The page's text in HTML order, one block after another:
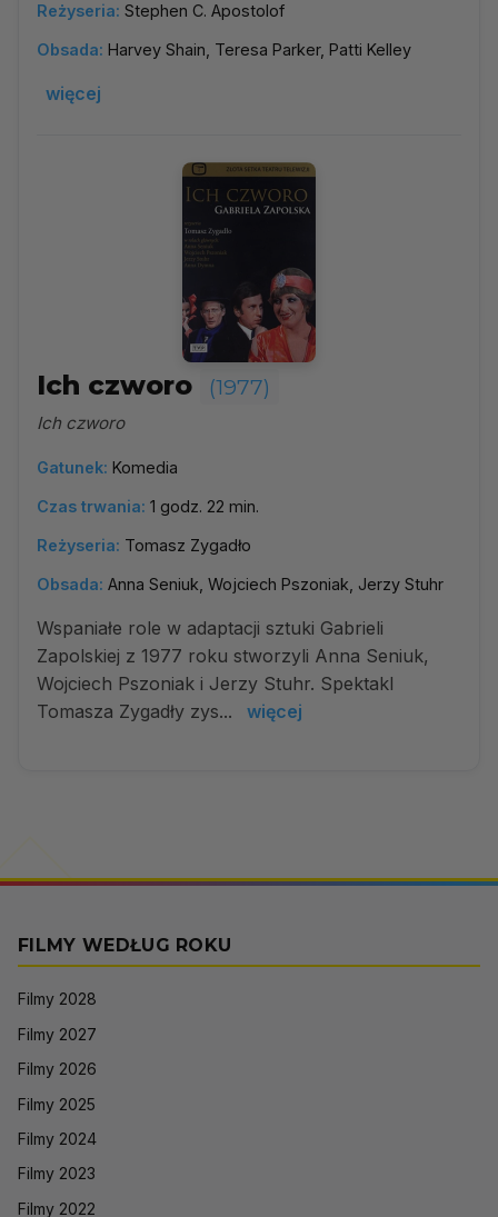
Reżyseria: Stephen C. Apostolof
Obsada: Harvey Shain, Teresa Parker, Patti Kelley
więcej
Ich czworo (1977)
Ich czworo
Gatunek: Komedia
Czas trwania: 1 godz. 22 min.
Reżyseria: Tomasz Zygadło
Obsada: Anna Seniuk, Wojciech Pszoniak, Jerzy Stuhr
Wspaniałe role w adaptacji sztuki Gabrieli
Zapolskiej z 1977 roku stworzyli Anna Seniuk,
Wojciech Pszoniak i Jerzy Stuhr. Spektakl
Tomasza Zygadły zys...
więcej
FILMY WEDŁUG ROKU
Filmy 2028
Filmy 2027
Filmy 2026
Filmy 2025
Filmy 2024
Filmy 2023
Filmy 2022